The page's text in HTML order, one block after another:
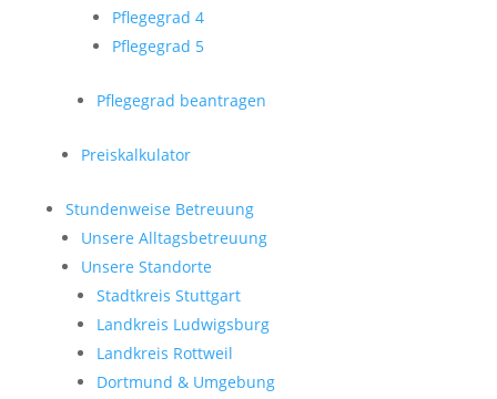
Pflegegrad 4
Pflegegrad 5
Pflegegrad beantragen
Preiskalkulator
Stundenweise Betreuung
Unsere Alltagsbetreuung
Unsere Standorte
Stadtkreis Stuttgart
Landkreis Ludwigsburg
Landkreis Rottweil
Dortmund & Umgebung